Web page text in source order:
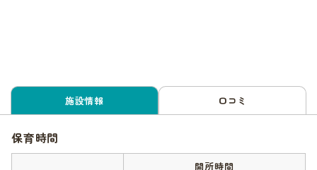
施設情報 口コミ
保育時間
開所時間